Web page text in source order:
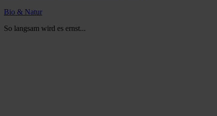
Bio & Natur
So langsam wird es ernst...